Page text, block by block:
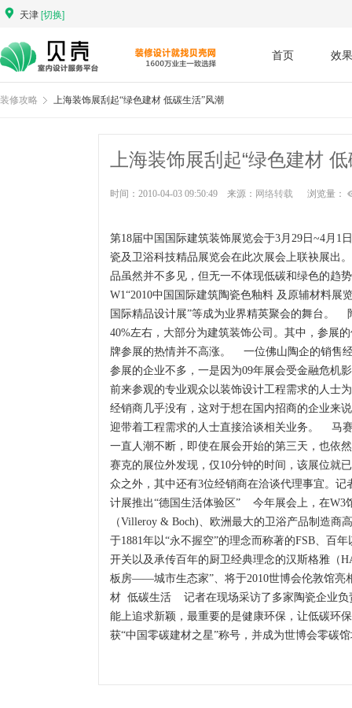
天津[切换]
首页 效
装修攻略 上海装饰展刮起“绿色建材 低碳生活”风潮
上海装饰展刮起“绿色建材
时间：2010-04-03 09:50:49 来源： 网络转载 浏览量：
第18届中国国际建筑装饰展览会于3月29日~4月1
瓷及卫浴科技精品展览会在此次展会上联袂展出
品虽然并不多见，但无一不体现低碳和绿色的
W1“2010中国国际建筑陶瓷色釉料 及原辅材料展
国际精品设计展”等成为业界精英聚会的舞台。
40%左右，大部分为建筑装饰公司。其中，参展
牌参展的热情并不高涨。 一位佛山陶企的销售
参展的企业不多，一是因为09年展会受金融危机
前来参观的专业观众以装饰设计工程需求的人士
经销商几乎没有，这对于想在国内招商的企业来
迎带着工程需求的人士直接洽谈相关业务。 马
一直人潮不断，即使在展会开始的第三天，也依
赛克的展位外发现，仅10分钟的时间，该展位就
众之外，其中还有3位经销商在洽谈代理事宜。
计展推出“德国生活体验区” 今年展会上，在W3
（Villeroy & Boch)、欧洲最大的卫浴产品制造商
于1881年以“永不握空”的理念而称著的FSB、百
开关以及承传百年的厨卫经典理念的汉斯格雅（
板房——城市生态家”、将于2010世博会伦敦馆
材 低碳生活 记者在现场采访了多家陶瓷企业负
能上追求新颖，最重要的是健康环保，让低碳环
获“中国零碳建材之星”称号，并成为世博会零碳